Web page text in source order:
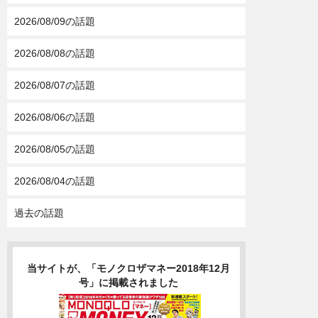
2026/08/09の話題
2026/08/08の話題
2026/08/07の話題
2026/08/06の話題
2026/08/05の話題
2026/08/04の話題
過去の話題
当サイトが、「モノクロザマネー2018年12月
号」に掲載されました